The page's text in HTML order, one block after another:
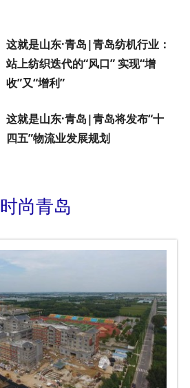
这就是山东·青岛|青岛纺机行业：
站上纺织迭代的“风口” 实现“增
收”又“增利”
这就是山东·青岛|青岛将发布“十
四五”物流业发展规划
时尚青岛